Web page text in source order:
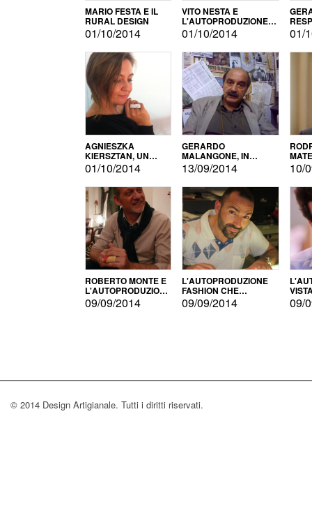
MARIO FESTA E IL
RURAL DESIGN
01/10/2014
VITO NESTA E
L'AUTOPRODUZIONE
COME RECUPERO DEI
SIMBOLI
01/10/2014 01/
AGNIESZKA
KIERSZTAN, UN
MODELLO DI
AUTOPRODUZIONE
01/10/2014
GERARDO
MALANGONE, IN
GIURIA PER IL
CONCORSO
LETTERARIO
13/09/2014 10/
ROBERTO MONTE E
L'AUTOPRODUZIONE
CON IL CENSIMENTO
09/09/2014
L'AUTOPRODUZIONE
FASHION CHE
CONQUISTA GLI USA
09/09/2014 09/
© 2014 Design Artigianale. Tutti i diritti riservati.